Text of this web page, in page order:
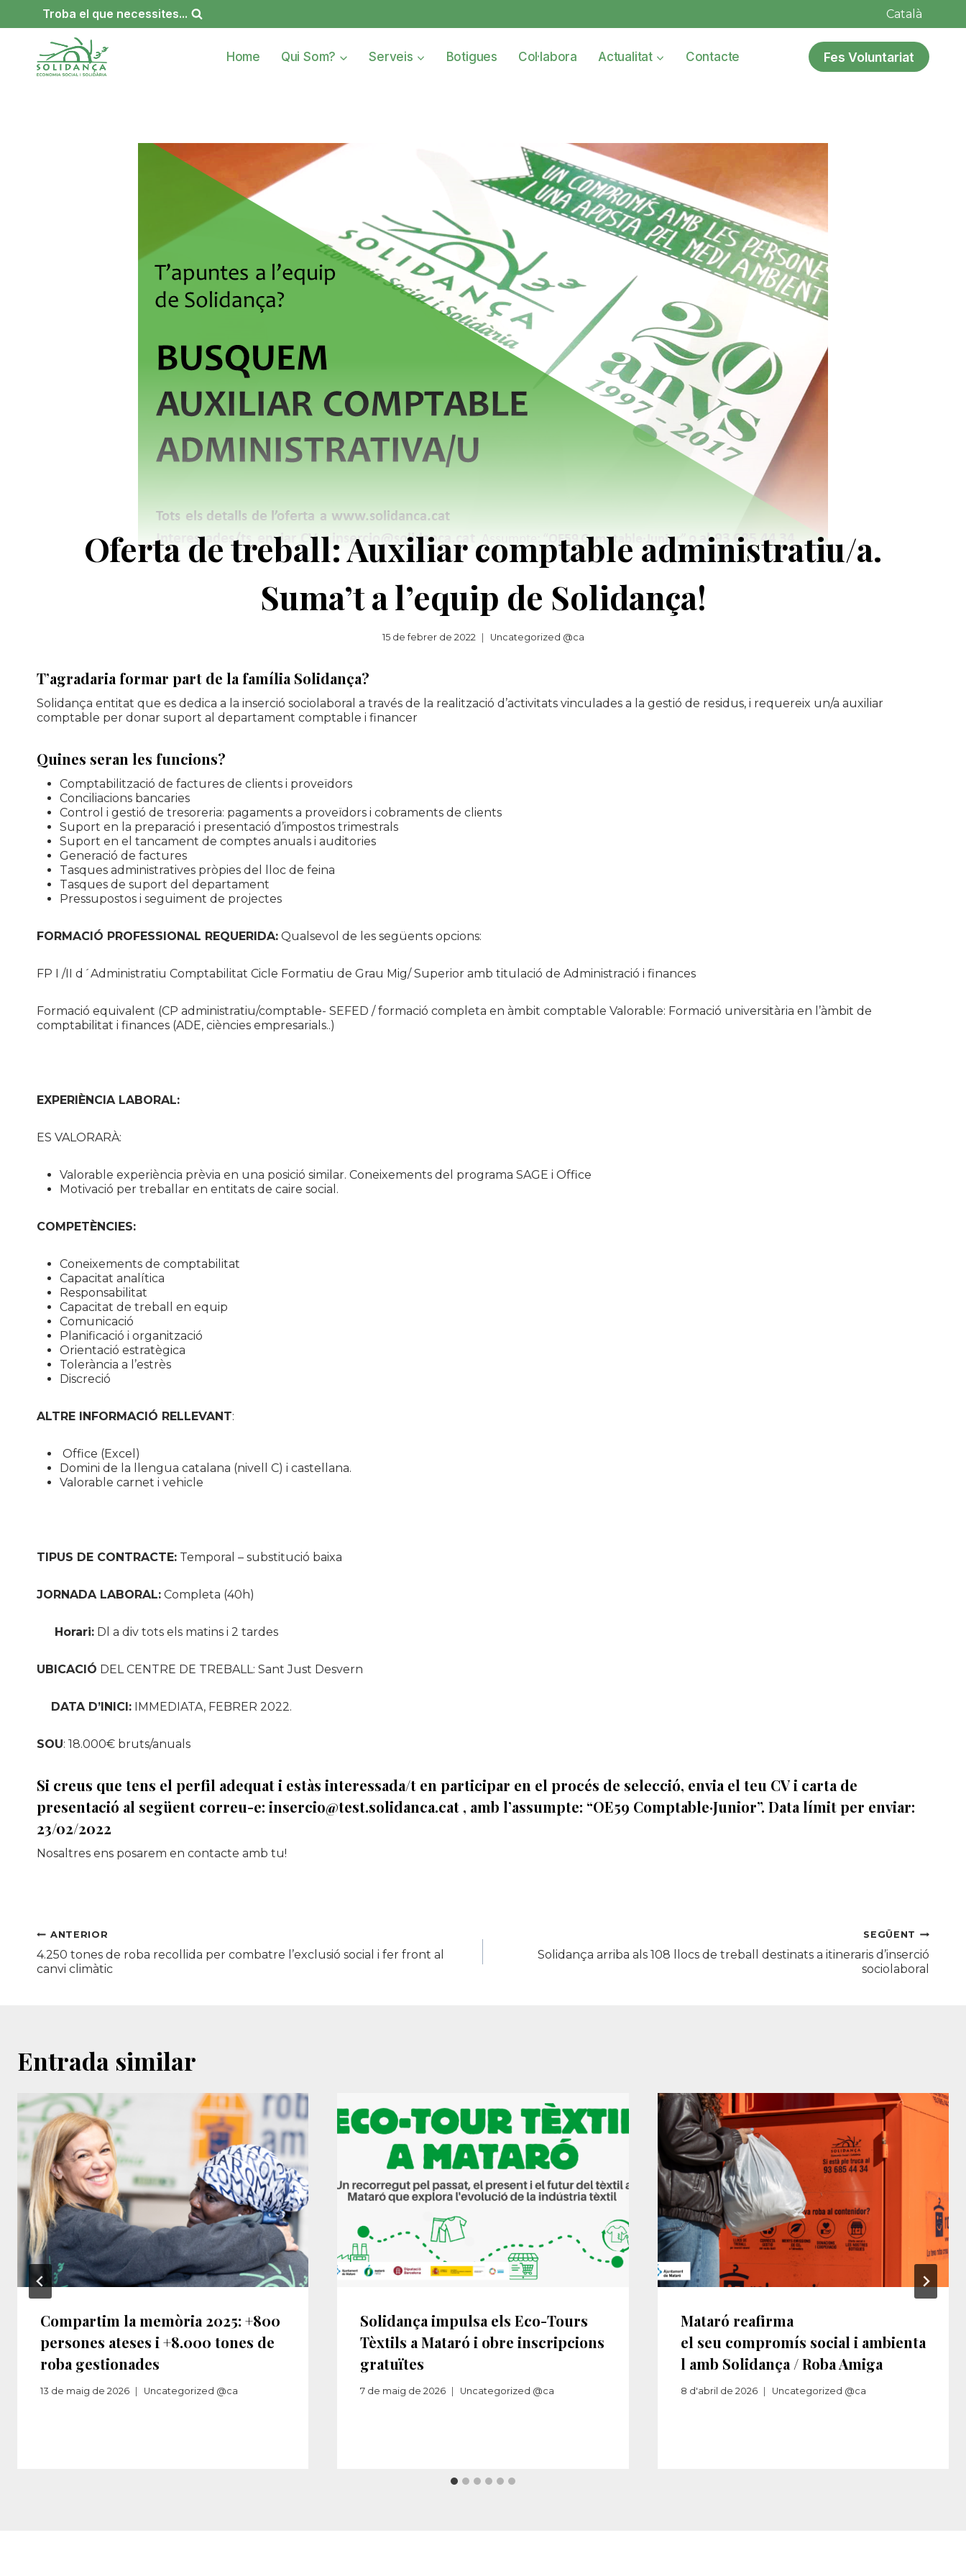
Troba el que necessites... Català
Home Qui Som? Serveis Botigues Col·labora Actualitat Contacte Fes Voluntariat
Oferta de treball: Auxiliar comptable administratiu/a.
Suma’t a l’equip de Solidança!
15 de febrer de 2022 Uncategorized @ca
T’agradaria formar part de la família Solidança?
Solidança entitat que es dedica a la inserció sociolaboral a través de la realització d’activitats vinculades a la gestió de residus, i requereix un/a auxiliar
comptable per donar suport al departament comptable i financer
Quines seran les funcions?
Comptabilització de factures de clients i proveïdors
Conciliacions bancaries
Control i gestió de tresoreria: pagaments a proveïdors i cobraments de clients
Suport en la preparació i presentació d’impostos trimestrals
Suport en el tancament de comptes anuals i auditories
Generació de factures
Tasques administratives pròpies del lloc de feina
Tasques de suport del departament
Pressupostos i seguiment de projectes
FORMACIÓ PROFESSIONAL REQUERIDA: Qualsevol de les següents opcions:
FP I /II d´Administratiu Comptabilitat Cicle Formatiu de Grau Mig/ Superior amb titulació de Administració i finances
Formació equivalent (CP administratiu/comptable- SEFED / formació completa en àmbit comptable Valorable: Formació universitària en l’àmbit de
comptabilitat i finances (ADE, ciències empresarials..)
EXPERIÈNCIA LABORAL:
ES VALORARÀ:
Valorable experiència prèvia en una posició similar. Coneixements del programa SAGE i Office
Motivació per treballar en entitats de caire social.
COMPETÈNCIES:
Coneixements de comptabilitat
Capacitat analítica
Responsabilitat
Capacitat de treball en equip
Comunicació
Planificació i organització
Orientació estratègica
Tolerància a l’estrès
Discreció
ALTRE INFORMACIÓ RELLEVANT:
Office (Excel)
Domini de la llengua catalana (nivell C) i castellana.
Valorable carnet i vehicle
TIPUS DE CONTRACTE: Temporal – substitució baixa
JORNADA LABORAL: Completa (40h)
Horari: Dl a div tots els matins i 2 tardes
UBICACIÓ DEL CENTRE DE TREBALL: Sant Just Desvern
DATA D’INICI: IMMEDIATA, FEBRER 2022.
SOU: 18.000€ bruts/anuals
Si creus que tens el perfil adequat i estàs interessada/t en participar en el procés de selecció, envia el teu CV i carta de
presentació al següent correu-e: insercio@test.solidanca.cat , amb l’assumpte: “OE59 Comptable·Junior”. Data límit per enviar:
23/02/2022
Nosaltres ens posarem en contacte amb tu!
Navegació
d'entrades
ANTERIOR
4.250 tones de roba recollida per combatre l’exclusió social i fer front al
canvi climàtic
SEGÜENT
Solidança arriba als 108 llocs de treball destinats a itineraris d’inserció
sociolaboral
Entrada similar
Compartim la memòria 2025: +800
persones ateses i +8.000 tones de
roba gestionades
13 de maig de 2026 Uncategorized @ca
Solidança impulsa els Eco-Tours
Tèxtils a Mataró i obre inscripcions
gratuïtes
7 de maig de 2026 Uncategorized @ca
Mataró reafirma
el seu compromís social i ambienta
l amb Solidança / Roba Amiga
8 d'abril de 2026 Uncategorized @ca